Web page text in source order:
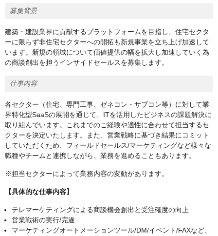
募集背景
建築・建設業界に貢献するプラットフォームを目指し、住宅セクタ
ーに限らず非住宅セクターへの開拓も新規事業を立ち上げ加速して
います。新規の領域について価値提供の幅を拡大し加速していく為
の商談創出を担うインサイドセールスを募集します。
仕事内容
各セクター（住宅、専門工事、ゼネコン・サブコン等）に対して業
界特化型SaaSの展開を通じて、ITを活用したビジネスの課題解決に
取り組んでいます。これまでのご経験や適性に合わせて担当するセ
クターを決定いたします。また、営業戦略に基づき結果にコミット
していただくため、フィールドセールス/マーケティングなど様々な
職種やチームと連携しながら、業務を進めることもあります。
※担当セクターによって業務内容の変動があります。
【具体的な仕事内容】
テレマーケティングによる商談機会創出と受注確度の向上
営業戦術の実行/完遂
マーケティングオートメーションツール/DM/イベント/FAXなど、